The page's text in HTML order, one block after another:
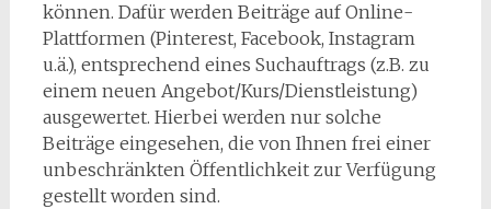
können. Dafür werden Beiträge auf Online-
Plattformen (Pinterest, Facebook, Instagram
u.ä.), entsprechend eines Suchauftrags (z.B. zu
einem neuen Angebot/Kurs/Dienstleistung)
ausgewertet. Hierbei werden nur solche
Beiträge eingesehen, die von Ihnen frei einer
unbeschränkten Öffentlichkeit zur Verfügung
gestellt worden sind.